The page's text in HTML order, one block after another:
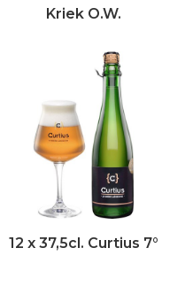
Kriek O.W.
12 x 37,5cl. Curtius 7°